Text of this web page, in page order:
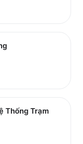
Thống Trạm